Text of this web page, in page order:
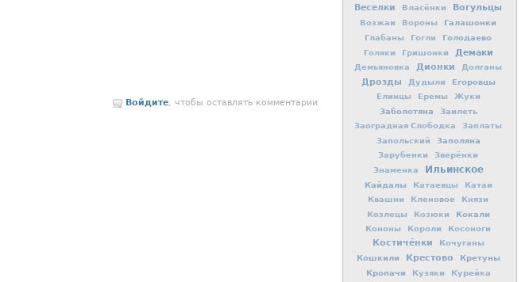
Войдите, чтобы оставлять комментарии
Веселки Власёнки Вогульцы
Возжаи Вороны Галашонки
Глабаны Гогли Голодаево
Голяки Гришонки Демаки
Демьяновка Дионки Долганы
Дрозды Дудыли Егоровцы
Елинцы Еремы Жуки
Заболотяна
Заилеть
Заоградная Слободка
Заплаты
Запольский
Заполяна
Зарубенки
Зверёнки
Знаменка
Ильинское
Кайдалы Катаевцы
Катаи
Квашни
Кленовое
Князи
Козлецы
Козюки Кокали
Кононы Короли Косоноги
Костичёнки Кочуганы
Кошкили Крестово
Кретуны
Кропачи
Кузяки
Курейка